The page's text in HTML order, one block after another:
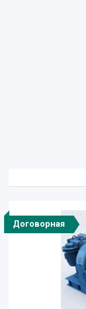
Договорная